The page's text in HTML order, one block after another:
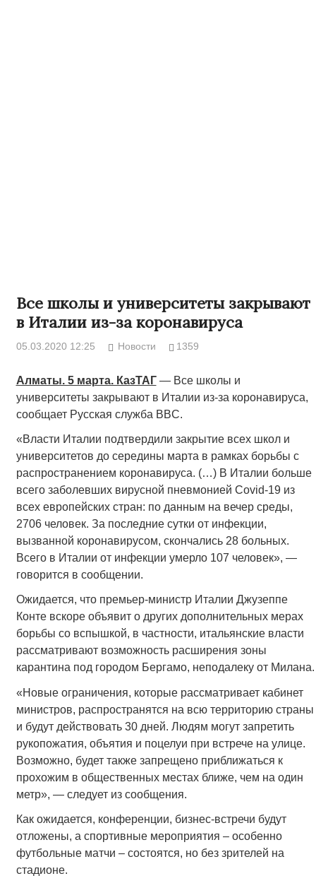
Все школы и университеты закрывают
в Италии из-за коронавируса
05.03.2020 12:25 Новости 1359
Алматы. 5 марта. КазТАГ— Все школы и
университеты закрывают в Италии из-за коронавируса,
сообщает Русская служба BBC.
«Власти Италии подтвердили закрытие всех школ и
университетов до середины марта в рамках борьбы с
распространением коронавируса. (…) В Италии больше
всего заболевших вирусной пневмонией Covid-19 из
всех европейских стран: по данным на вечер среды,
2706 человек. За последние сутки от инфекции,
вызванной коронавирусом, скончались 28 больных.
Всего в Италии от инфекции умерло 107 человек», —
говорится в сообщении.
Ожидается, что премьер-министр Италии Джузеппе
Конте вскоре объявит о других дополнительных мерах
борьбы со вспышкой, в частности, итальянские власти
рассматривают возможность расширения зоны
карантина под городом Бергамо, неподалеку от Милана.
«Новые ограничения, которые рассматривает кабинет
министров, распространятся на всю территорию страны
и будут действовать 30 дней. Людям могут запретить
рукопожатия, объятия и поцелуи при встрече на улице.
Возможно, будет также запрещено приближаться к
прохожим в общественных местах ближе, чем на один
метр», — следует из сообщения.
Как ожидается, конференции, бизнес-встречи будут
отложены, а спортивные мероприятия – особенно
футбольные матчи – состоятся, но без зрителей на
стадионе.